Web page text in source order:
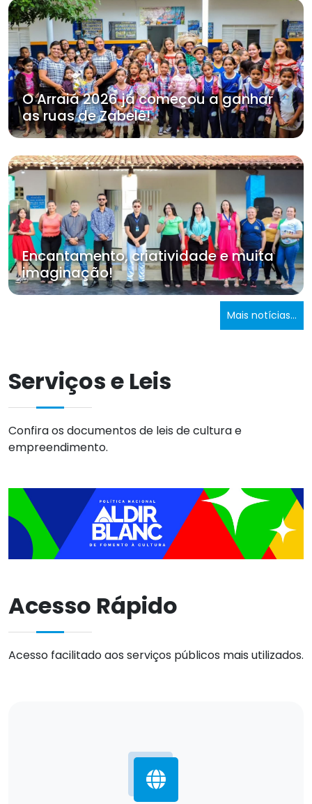
O Arraiá 2026 já começou a ganhar
as ruas de Zabelê!
Encantamento, criatividade e muita
imaginação!
Mais notícias...
Serviços e Leis
Confira os documentos de leis de cultura e
empreendimento.
Acesso Rápido
Acesso facilitado aos serviços públicos mais utilizados.